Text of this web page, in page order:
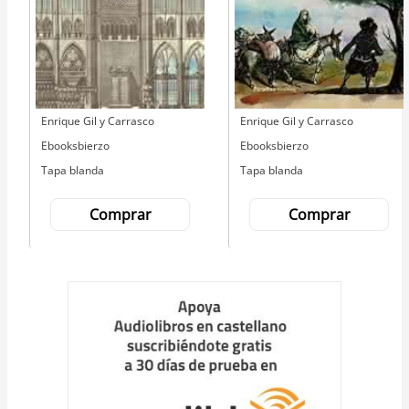
Autor
Enrique Gil y Carrasco
Editorial
Ebooksbierzo
Tapa blanda
Comprar
Autor
Enrique Gil y Carrasco
Editorial
Ebooksbierzo
Tapa blanda
Comprar